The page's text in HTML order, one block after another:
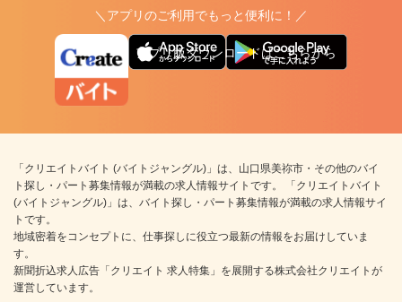
＼アプリのご利用でもっと便利に！／
アプリ版ダウンロードはこちらから
「クリエイトバイト (バイトジャングル)」は、山口県美祢市・その他のバイ
ト探し・パート募集情報が満載の求人情報サイトです。 「クリエイトバイト
(バイトジャングル)」は、バイト探し・パート募集情報が満載の求人情報サイ
トです。
地域密着をコンセプトに、仕事探しに役立つ最新の情報をお届けしていま
す。
新聞折込求人広告「クリエイト 求人特集」を展開する株式会社クリエイトが
運営しています。